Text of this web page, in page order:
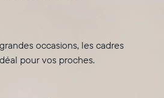
occasions, les cadres
pour vos proches.